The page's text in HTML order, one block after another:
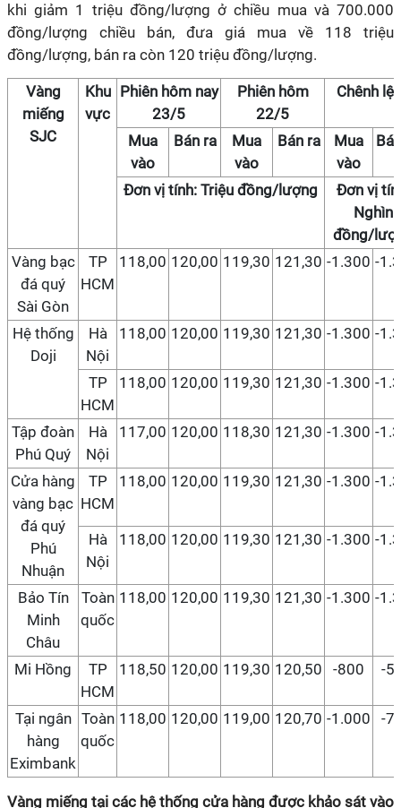
khi giảm 1 triệu đồng/lượng ở chiều mua và 700.000
đồng/lượng chiều bán, đưa giá mua về 118 triệu
đồng/lượng, bán ra còn 120 triệu đồng/lượng.
Vàng
miếng
SJC
Khu
vực
Phiên hôm nay
23/5
Phiên hôm
22/5
Chênh
Mua
vào
Bán ra
Mua
vào
Bán ra
Mua
vào
Đơn vị tính: Triệu đồng/lượng
Đơn vị
Nghìn
đồng/
Vàng bạc
đá quý
Sài Gòn
TP
HCM
118,00 120,00 119,30 121,30 -1.300 -
Hệ thống
Doji
Hà
Nội
118,00 120,00 119,30 121,30 -1.300 -
TP
HCM
118,00 120,00 119,30 121,30 -1.300 -
Tập đoàn
Phú Quý
Hà
Nội
117,00 120,00 118,30 121,30 -1.300 -
Cửa hàng
vàng bạc
đá quý
Phú
Nhuận
TP
HCM
118,00 120,00 119,30 121,30 -1.300 -
Hà
Nội
118,00 120,00 119,30 121,30 -1.300 -
Bảo Tín
Minh
Châu
Toàn
quốc
118,00 120,00 119,30 121,30 -1.300 -
Mi Hồng
TP
HCM
118,50 120,00 119,30 120,50 -800 -
Tại ngân
hàng
Eximbank
Toàn
quốc
118,00 120,00 119,00 120,70 -1.000 -
Vàng miếng tại các hệ thống cửa hàng được khảo sát vào